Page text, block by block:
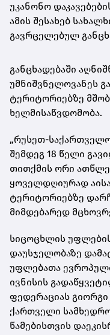
უკანონო
ამის შესახებ
გავრცელებულ
განცხადებაში
უმნიშვნელოვანეს
ტერიტორიებზე
ხელმისაწვდომობა.
„რუსეთ-
შემდეგ 18 წელი
თითქმის ორი
ყოველდღიურად
ტერიტორიებზე
მიმდებარედ
სიცოცხლის
დაუსჯელობაზე
უფლებათა
ივნისის
ფედერაციას გიორგი
ქართველი
წამებისთვის